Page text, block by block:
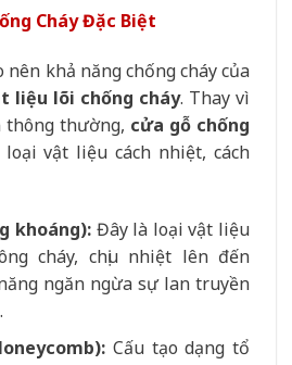
Cháy Đặc Biệt
khả năng chống cháy của
liệu lõi chống cháy. Thay vì
thường, cửa gỗ chống
vật liệu cách nhiệt, cách
khoáng): Đây là loại vật liệu
cháy, chịu nhiệt lên đến
ngăn ngừa sự lan truyền
Cấu tạo dạng tổ